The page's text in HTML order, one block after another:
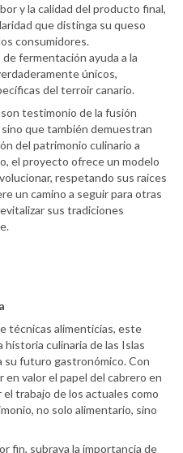
y la calidad del producto final,
que distinga su queso
consumidores.
fermentación ayuda a la
únicos,
del terroir canario.
testimonio de la fusión
que también demuestran
del patrimonio culinario a
el proyecto ofrece un modelo
respetando sus raíces
un camino a seguir para otras
sus tradiciones
técnicas alimenticias, este
historia culinaria de las Islas
su futuro gastronómico. Con
valor el papel del cabrero en
trabajo de los actuales como
no solo alimentario, sino
fin, subraya la importancia de